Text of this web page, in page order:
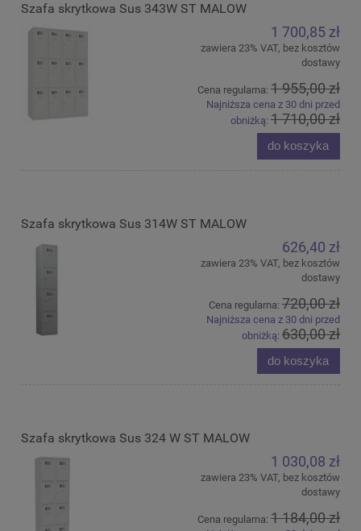
Szafa skrytkowa Sus 343W ST MALOW
1 700,85 zł
zawiera 23% VAT, bez kosztów
dostawy
Cena regularna: 1 955,00 zł
Najniższa cena z 30 dni przed
obniżką: 1 710,00 zł
do koszyka
Szafa skrytkowa Sus 314W ST MALOW
626,40 zł
zawiera 23% VAT, bez kosztów
dostawy
Cena regularna: 720,00 zł
Najniższa cena z 30 dni przed
obniżką: 630,00 zł
do koszyka
Szafa skrytkowa Sus 324 W ST MALOW
1 030,08 zł
zawiera 23% VAT, bez kosztów
dostawy
Cena regularna: 1 184,00 zł